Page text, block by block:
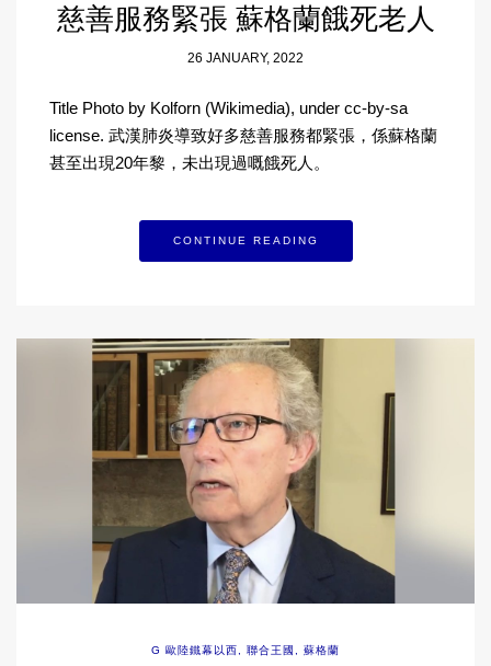
慈善服務緊張 蘇格蘭餓死老人
26 JANUARY, 2022
Title Photo by Kolforn (Wikimedia), under cc-by-sa
license. 武漢肺炎導致好多慈善服務都緊張，係蘇格蘭
甚至出現20年黎，未出現過嘅餓死人。
CONTINUE READING
G 歐陸鐵幕以西 聯合王國 蘇格蘭